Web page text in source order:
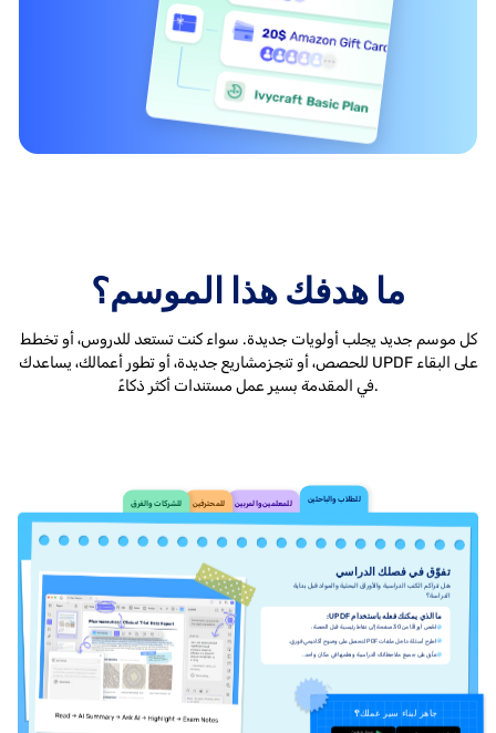
ما هدفك هذا الموسم؟
كل موسم جديد يجلب أولويات جديدة. سواء كنت تستعد للدروس، أو تخطط
للحصص، أو تنجزمشاريع جديدة، أو تطور أعمالك، يساعدك UPDF على البقاء
في المقدمة بسير عمل مستندات أكثر ذكاءً.
للطلاب والباحثين للمعلمين والمربين للمحترفين للشركات والفرق
تفوّق في فصلك الدراسي
هل تتراكم الكتب الدراسية والأوراق البحثية والمواد قبل بداية
الدراسة؟
ما الذي يمكنك فعله باستخدام UPDF:
لخّص أوراقًا من 30 صفحة إلى نقاط رئيسية قبل الحصة.
اطرح أسئلة داخل ملفات PDF لتحصل على وضوح أكاديمي فوري.
علّق على جميع ملاحظاتك الدراسية ونظمها في مكان واحد.
جاهز لبناء سير عملك؟